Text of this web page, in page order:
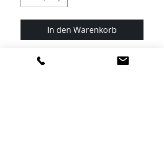
In den Warenkorb
180x40cm